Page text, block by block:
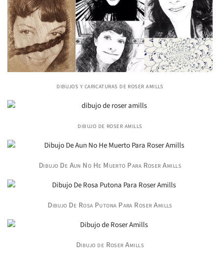
dibujos y caricaturas de roser amills
dibujo de roser amills
Dibujo De Aun No He Muerto Para Roser Amills
Dibujo De Rosa Putona Para Roser Amills
Dibujo de Roser Amills